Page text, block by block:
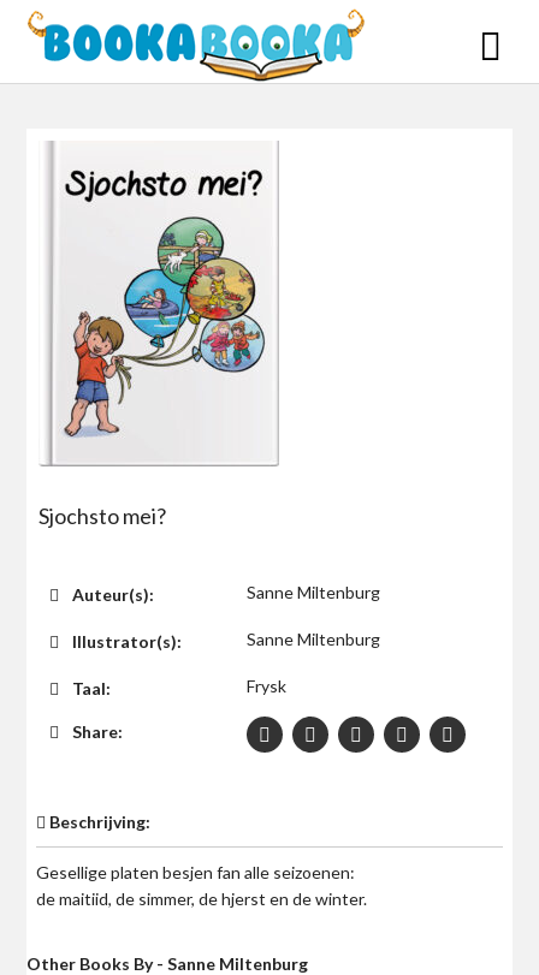
Skip
Sjochsto mei?
Auteur(s): Sanne Miltenburg
Illustrator(s): Sanne Miltenburg
Taal: Frysk
Share:
Beschrijving:
Gesellige platen besjen fan alle seizoenen:
de maitiid, de simmer, de hjerst en de winter.
Other Books By - Sanne Miltenburg